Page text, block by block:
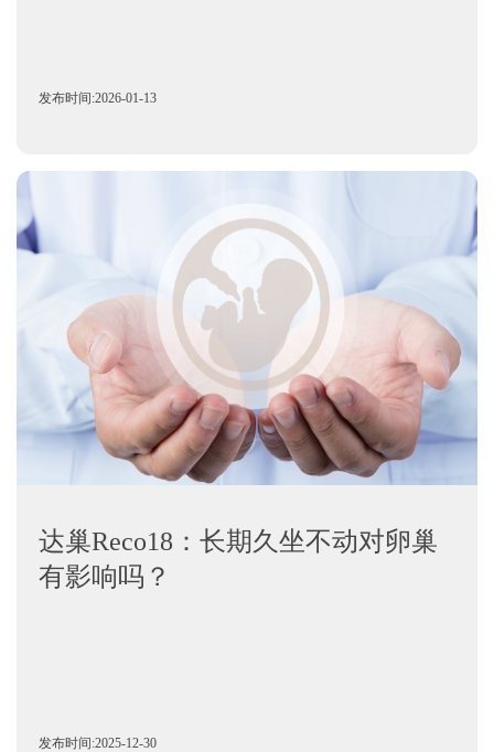
发布时间:2026-01-13
达巢Reco18：长期久坐不动对卵巢
有影响吗？
发布时间:2025-12-30